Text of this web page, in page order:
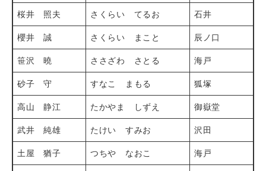
桜井 照夫 さくらい てるお 石井
櫻井 誠 さくらい まこと 辰ノ口
笹沢 曉 ささざわ さとる 海戸
砂子 守 すなこ まもる 狐塚
高山 静江 たかやま しずえ 御嶽堂
武井 純雄 たけい すみお 沢田
土屋 猶子 つちや なおこ 海戸